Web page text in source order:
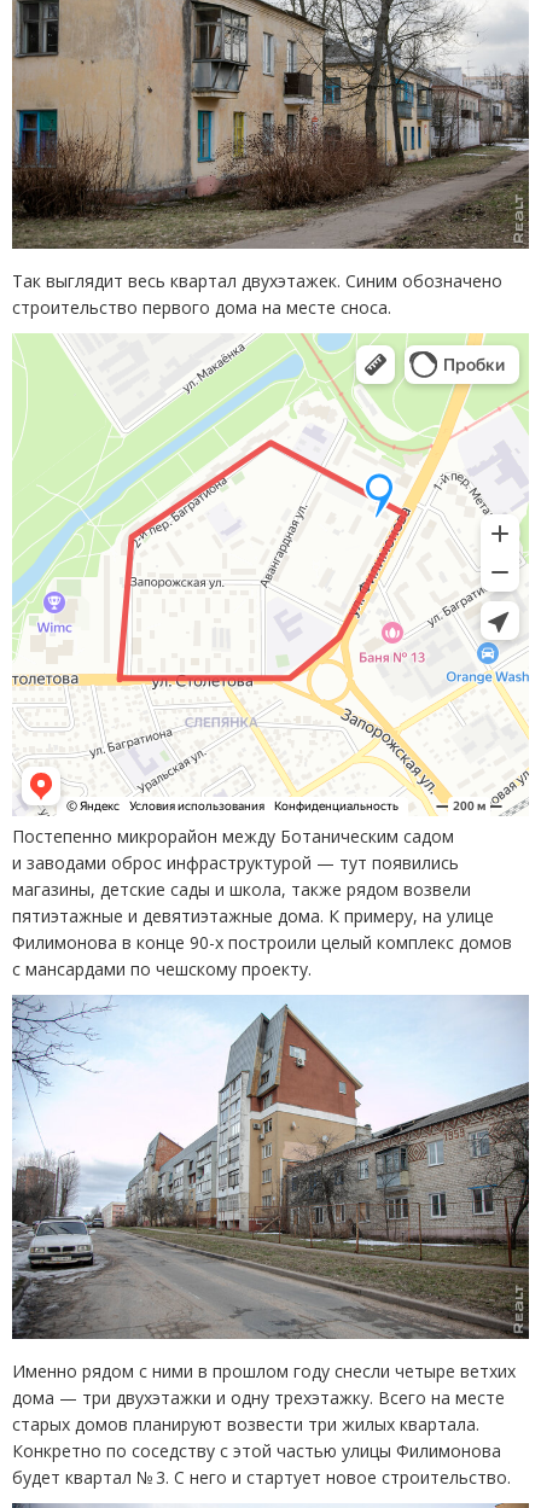
Так выглядит весь квартал двухэтажек. Синим обозначено
строительство первого дома на месте сноса.
Постепенно микрорайон между Ботаническим садом
и заводами оброс инфраструктурой — тут появились
магазины, детские сады и школа, также рядом возвели
пятиэтажные и девятиэтажные дома. К примеру, на улице
Филимонова в конце 90-х построили целый комплекс домов
с мансардами по чешскому проекту.
Именно рядом с ними в прошлом году снесли четыре ветхих
дома — три двухэтажки и одну трехэтажку. Всего на месте
старых домов планируют возвести три жилых квартала.
Конкретно по соседству с этой частью улицы Филимонова
будет квартал № 3. С него и стартует новое строительство.